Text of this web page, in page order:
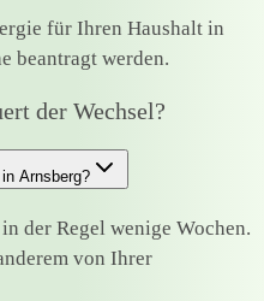
für Ihren Haushalt in
beantragt werden.
der Wechsel?
Arnsberg?
der Regel wenige Wochen.
von Ihrer